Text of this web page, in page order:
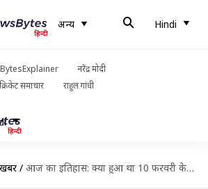
अन्य Hindi
नरेंद्र मोदी
क्रिकेट समाचार राहुल गांधी
/ आज का इतिहास: क्या हुआ था 10 फरवरी के इतिहास में, जानें और बढ़ाएं जनरल नॉलेज